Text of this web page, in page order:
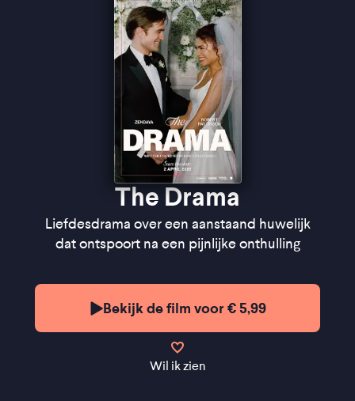
opgevoerd'' ★★★VPRO Cinema
''Een aangenaam gelaagde film die complexe
thematiek weet te vangen in een meeslepend en
wrang verhaal'' ★★★★FilmTotaal
''The film has the spiky, ingenious, tasteless style of
Borgli's previous filmDream Scenario
The Drama
Liefdesdrama over een aanstaand huwelijk
dat ontspoort na een pijnlijke onthulling
Bekijk de film voor € 5,99
Wil ik zien